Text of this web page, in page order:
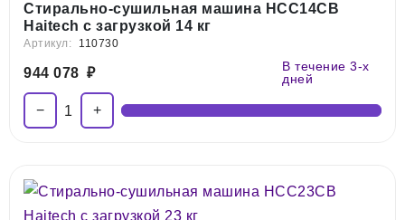
Стирально-сушильная машина HCC14CB
Haitech с загрузкой 14 кг
Артикул: 110730
944 078 ₽
В течение 3-х
дней
− 1 +